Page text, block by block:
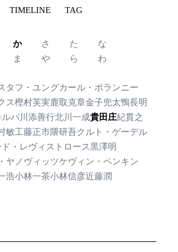
TIMELINE TAG
か さ た
な
ま や ら わ
タフ・ユングカール・ポランニー
ス樫村芙実鹿取克章金子兜太鴨長明
ルパ川添善行北川一成貴田庄紀貫之
敏工藤正市隈研吾クルト・ゲーデル
ド・レヴィストロース黒澤明
ヤノヴィッツケヴィン・ペンキン
浩小林一茶小林信彦近藤潤